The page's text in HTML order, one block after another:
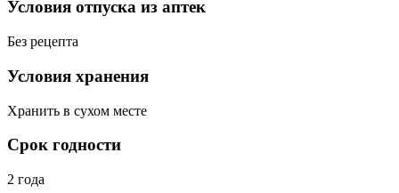
Условия отпуска из аптек
Без рецепта
Условия хранения
Хранить в сухом месте
Срок годности
2 года